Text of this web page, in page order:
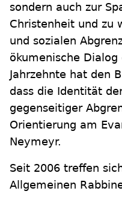
sondern auch zur
Christenheit und zu
und sozialen
ökumenische
Jahrzehnte hat den
dass die Identität
gegenseitiger
Orientierung am
Neymeyr.
Seit 2006 treffen
Allgemeinen